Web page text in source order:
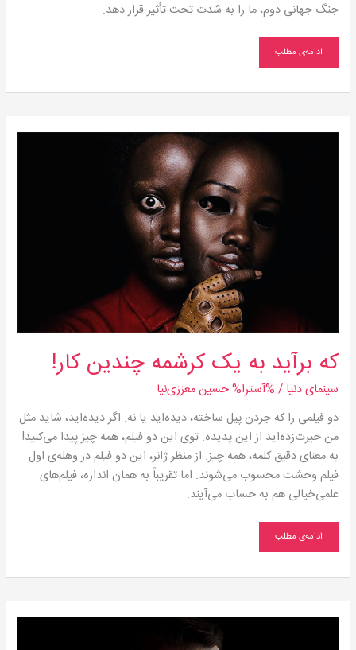
جنگ جهانی دوم، ما را به شدت تحت تأثیر قرار دهد.
ادامه‌ی مطلب
که برآید به یک کرشمه چندین کار!
سینمای دنیا / %آسترا%حسین معززی‌نیا
دو فیلمی را که جردن پیل ساخته، دیده‌اید یا نه. اگر دیده‌اید، شاید مثل
من حیرت‌زده‌اید از این پدیده. توی این دو فیلم، همه چیز پیدا می‌کنید!
به معنای دقیق کلمه، همه چیز. از منظر ژانر، این دو فیلم در وهله‌ی اول
فیلم وحشت محسوب می‌شوند. اما تقریباً به همان اندازه، فیلم‌های
علمی‌خیالی هم به حساب می‌آیند.
ادامه‌ی مطلب